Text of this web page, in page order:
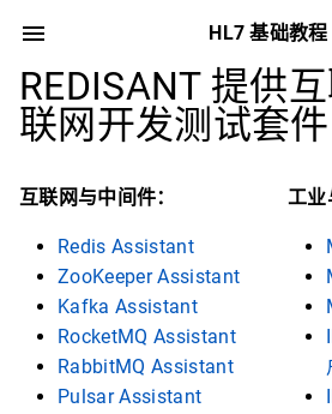
HL7 基础教程
REDISANT 提供
联网开发测试套件
互联网与中间件：
Redis Assistant
ZooKeeper Assistant
Kafka Assistant
RocketMQ Assistant
RabbitMQ Assistant
Pulsar Assistant
工业